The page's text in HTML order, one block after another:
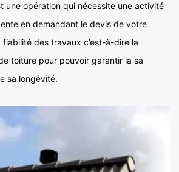
une opération qui nécessite une activité
en demandant le devis de votre
des travaux c’est-à-dire la
toiture pour pouvoir garantir la sa
sa longévité.